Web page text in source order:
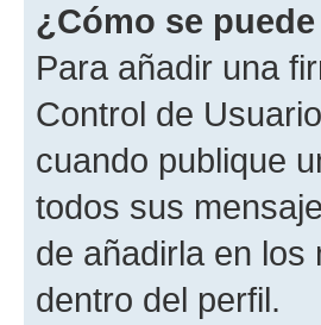
¿Cómo se
Para añadir una
Control de
cuando publique
todos sus
de añadirla en
dentro del perfil.